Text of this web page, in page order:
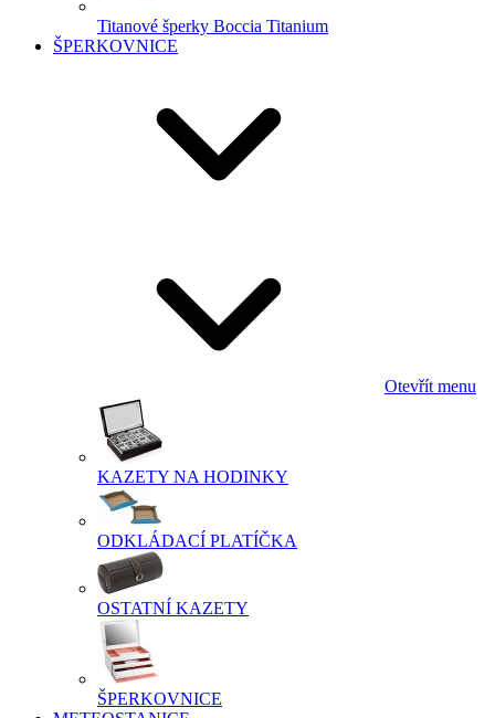
Titanové šperky Boccia Titanium
ŠPERKOVNICE
Otevřít menu
KAZETY NA HODINKY
ODKLÁDACÍ PLATÍČKA
OSTATNÍ KAZETY
ŠPERKOVNICE